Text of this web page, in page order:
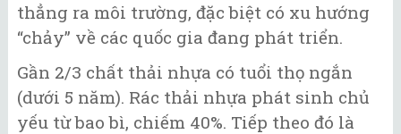
thẳng ra môi trường, đặc biệt có xu hướng
“chảy” về các quốc gia đang phát triển.
Gần 2/3 chất thải nhựa có tuổi thọ ngắn
(dưới 5 năm). Rác thải nhựa phát sinh chủ
yếu từ bao bì, chiếm 40%. Tiếp theo đó là